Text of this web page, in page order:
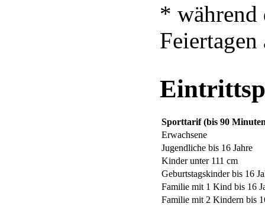
* während
Sporttarif (bis 90
Erwachsene
Jugendliche bis 16 Jahre
Kinder unter 111 cm
Geburtstagskinder bis 16
Familie mit 1 Kind bis 16
Familie mit 2 Kindern bis